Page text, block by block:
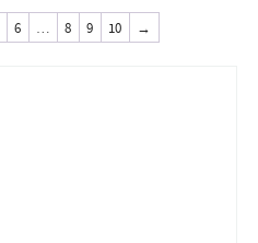
6 … 8 9 10 →